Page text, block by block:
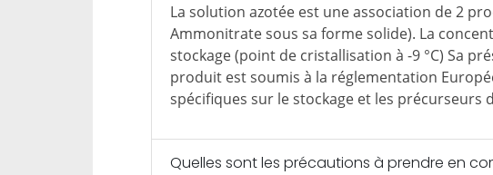
La solution azotée est une association de 2
Ammonitrate sous sa forme solide). La
stockage (point de cristallisation à -9 °C) Sa
produit est soumis à la réglementation
spécifiques sur le stockage et les précurseurs
Quelles sont les précautions à prendre en